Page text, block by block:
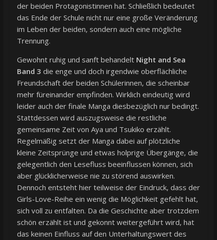
der beiden Protagonistinnen hat. Schließlich bedeutet
das Ende der Schule nicht nur eine große Veränderung
im Leben der beiden, sondern auch eine mögliche
Trennung.
Gewohnt ruhig und sanft behandelt Night and Sea
Band 3 die enge und doch irgendwie oberflächliche
Freundschaft der beiden Schülerinnen, die scheinbar
mehr füreinander empfinden. Wirklich eindeutig wird
leider auch der finale Manga diesbezüglich nur bedingt.
Stattdessen wird auszugsweise die restliche
gemeinsame Zeit von Aya und Tsukiko erzählt.
Regelmäßig setzt der Manga dabei auf plötzliche
kleine Zeitsprünge und etwas holprige Übergänge, die
gelegentlich den Lesefluss beeinflussen können, sich
aber glücklicherweise nie zu störend auswirken.
Dennoch entsteht hier teilweise der Eindruck, dass der
Girls-Love-Reihe ein wenig die Möglichkeit gefehlt hat,
sich voll zu entfalten. Da die Geschichte aber trotzdem
schön erzählt ist und gekonnt weitergeführt wird, hat
das keinen Einfluss auf den Unterhaltungswert des